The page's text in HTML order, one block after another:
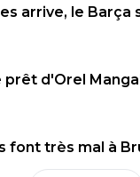
arrive, le Barça
d'Orel
font très mal à